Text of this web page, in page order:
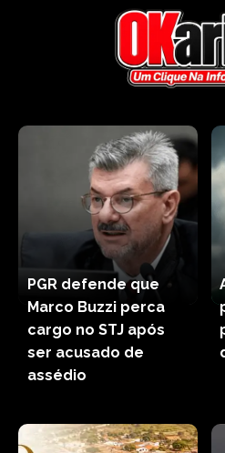
PGR defende que
Marco Buzzi perca
cargo no STJ após
ser acusado de
assédio